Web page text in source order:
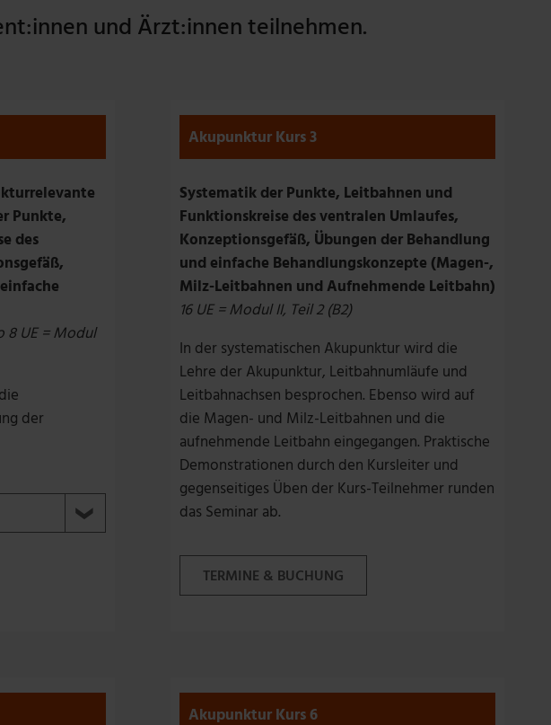
und Ärzt:innen teilnehmen.
Punkte,
des
8 UE = Modul
der
Lagerung,
Akupunktur Kurs 3
Systematik der Punkte, Leitbahnen und
Funktionskreise des ventralen Umlaufes,
Konzeptionsgefäß, Übungen der Behandlung
und einfache Behandlungskonzepte (Magen-,
Milz-Leitbahnen und Aufnehmende Leitbahn)
16 UE = Modul II, Teil 2 (B2)
In der systematischen Akupunktur wird die
Lehre der Akupunktur, Leitbahnumläufe und
Leitbahnachsen besprochen. Ebenso wird auf
die Magen- und Milz-Leitbahnen und die
aufnehmende Leitbahn eingegangen. Praktische
Demonstrationen durch den Kursleiter und
gegenseitiges Üben der Kurs-Teilnehmer runden
das Seminar ab.
TERMINE & BUCHUNG
Akupunktur Kurs 6